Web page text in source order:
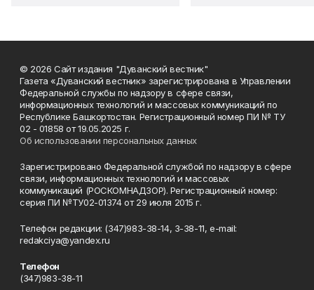
© 2026 Сайт издания "Дуванский вестник"
Газета «Дуванский вестник» зарегистрирована в Управлении
Федеральной службы по надзору в сфере связи,
информационных технологий и массовых коммуникаций по
Республике Башкортостан. Регистрационный номер ПИ № ТУ
02 - 01858 от 19.05.2025 г.
Об использовании персональных данных
Зарегистрировано Федеральной службой по надзору в сфере
связи, информационных технологий и массовых
коммуникаций (РОСКОМНАДЗОР). Регистрационный номер:
серия ПИ №ТУ02-01374 от 29 июля 2015 г.
Телефон редакции: (347)983-38-14, 3-38-11, e-mail:
redakciya@yandex.ru
Телефон
(347)983-38-11